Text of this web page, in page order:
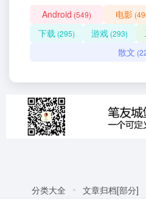
Android (549) 电影
下载 (295) 游戏 (293)
散文
分类大全 文章归档[部分]